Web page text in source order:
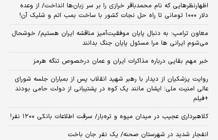
اظهارنظرهایی که نام محمدباقر خرازی را بر سر زبان‌ها انداخت/ از وعده
دلار ۱۰۰۰ تومانی تا راه حل نجات کشور با ساخت بمب اتم و شلیک آن!
معاون ترامپ: به دنبال پایان موفقیت‌آمیز مناقشه ایران هستیم/ خوشحال
می‌شوم ایرانی ها مرا مسئول پایان جنگ بدانند
خبر مهم بقایی درباره مذاکرات ایران و عمان درخصوص تنگه هرمز
روایت پزشکیان از دیدار با رهبر شهید انقلاب پس از بمباران جلسه شورای
عالی امنیت ملی؛ ایشان مانند یک کوه در پشتیبانی از دولت حامی بودند
+فیلم
کلاهبرداری عجیب در میدان میوه و تره‌بار/ سرقت اطلاعات بانکی ۱۲۰۰ نفر!
انفجار شدید در شهرستان صحنه/ یک نفر جان باخت